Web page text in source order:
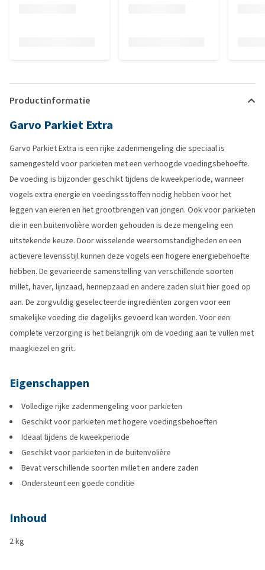
Productinformatie
Garvo Parkiet Extra
Garvo Parkiet Extra is een rijke zadenmengeling die speciaal is
samengesteld voor parkieten met een verhoogde voedingsbehoefte.
De voeding is bijzonder geschikt tijdens de kweekperiode, wanneer
vogels extra energie en voedingsstoffen nodig hebben voor het
leggen van eieren en het grootbrengen van jongen. Ook voor parkieten
die in een buitenvolière worden gehouden is deze mengeling een
uitstekende keuze. Door wisselende weersomstandigheden en een
actievere levensstijl kunnen deze vogels een hogere energiebehoefte
hebben. De gevarieerde samenstelling van verschillende soorten
millet, haver, lijnzaad, hennepzaad en andere zaden sluit hier goed op
aan. De zorgvuldig geselecteerde ingrediënten zorgen voor een
smakelijke voeding die dagelijks gevoerd kan worden. Voor een
complete verzorging is het belangrijk om de voeding aan te vullen met
maagkiezel en grit.
Eigenschappen
Volledige rijke zadenmengeling voor parkieten
Geschikt voor parkieten met hogere voedingsbehoeften
Ideaal tijdens de kweekperiode
Geschikt voor parkieten in de buitenvolière
Bevat verschillende soorten millet en andere zaden
Ondersteunt een goede conditie
Inhoud
2 kg